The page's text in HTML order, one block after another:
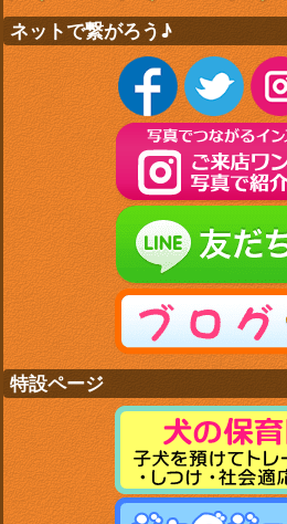
ネットで繋がろう♪
特設ページ